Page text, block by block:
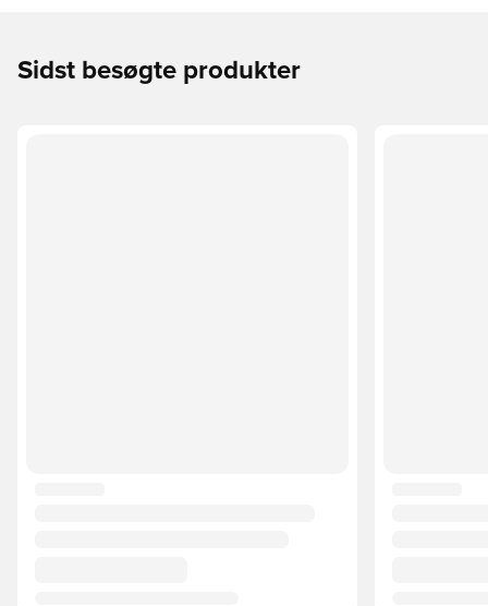
Sidst besøgte produkter